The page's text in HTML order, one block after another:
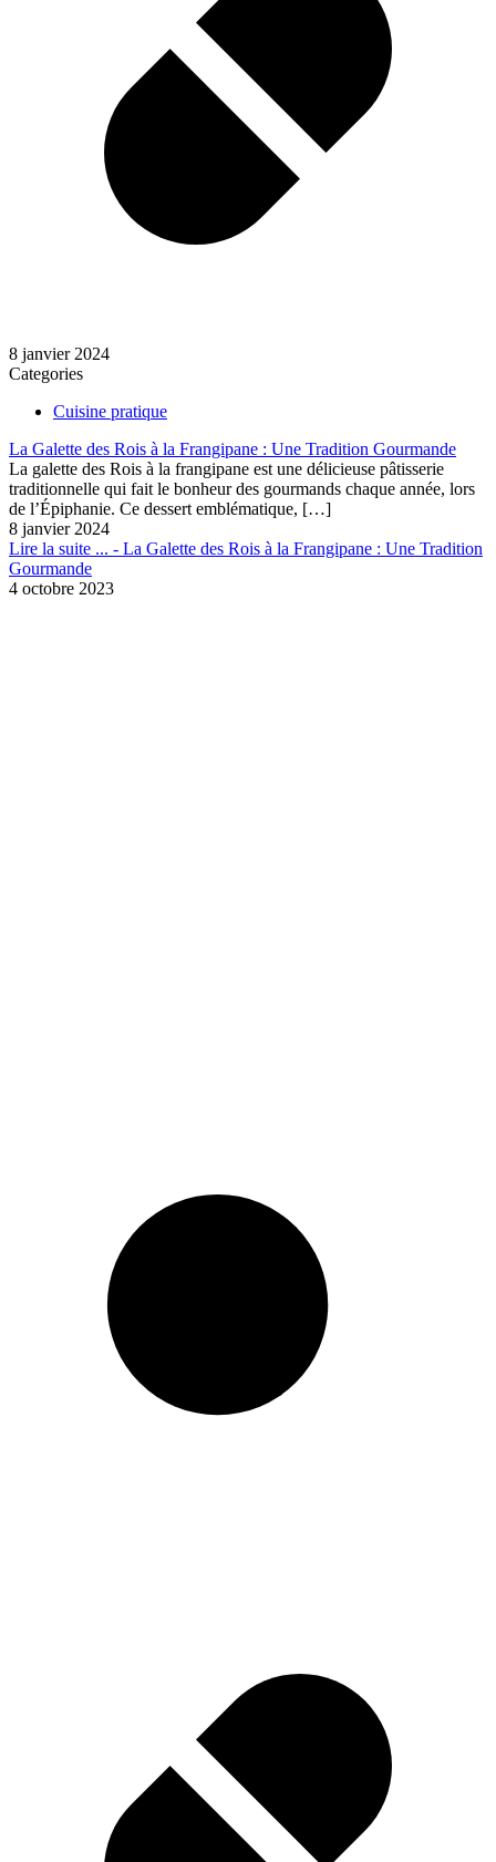
8 janvier 2024
Categories
Cuisine pratique
La Galette des Rois à la Frangipane : Une Tradition Gourmande
La galette des Rois à la frangipane est une délicieuse pâtisserie
traditionnelle qui fait le bonheur des gourmands chaque année, lors
de l’Épiphanie. Ce dessert emblématique, […]
8 janvier 2024
Lire la suite ... - La Galette des Rois à la Frangipane : Une Tradition
Gourmande
4 octobre 2023